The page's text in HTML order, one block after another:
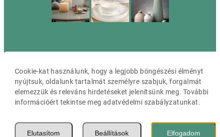
Cookie-kat használunk, hogy a legjobb böngészési élményt
nyújtsuk, oldalunk tartalmát személyre szabjuk, forgalmát
elemezzük és releváns hirdetéseket jelenítsünk meg. További
információért tekintse meg adatvédelmi szabályzatunkat.
Elfogadom
Beállítások
Elutasítom